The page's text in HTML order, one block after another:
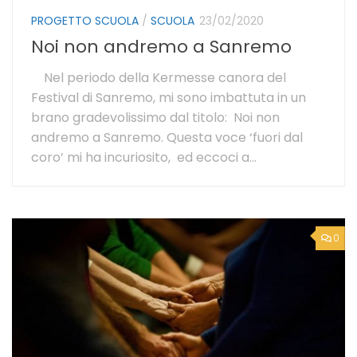
PROGETTO SCUOLA / SCUOLA 23/02/2020
Noi non andremo a Sanremo
Nel periodo della Kermesse canora del
Festival di Sanremo, mi sono imbattuta in un
brano gradevolissimo dal titolo: Noi non
andremo a Sanremo. Questa voce ‘fuori dal
coro’ mi ha incuriosito, ed eccoci a...
0